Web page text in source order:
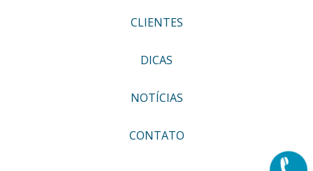
CLIENTES
DICAS
NOTÍCIAS
CONTATO